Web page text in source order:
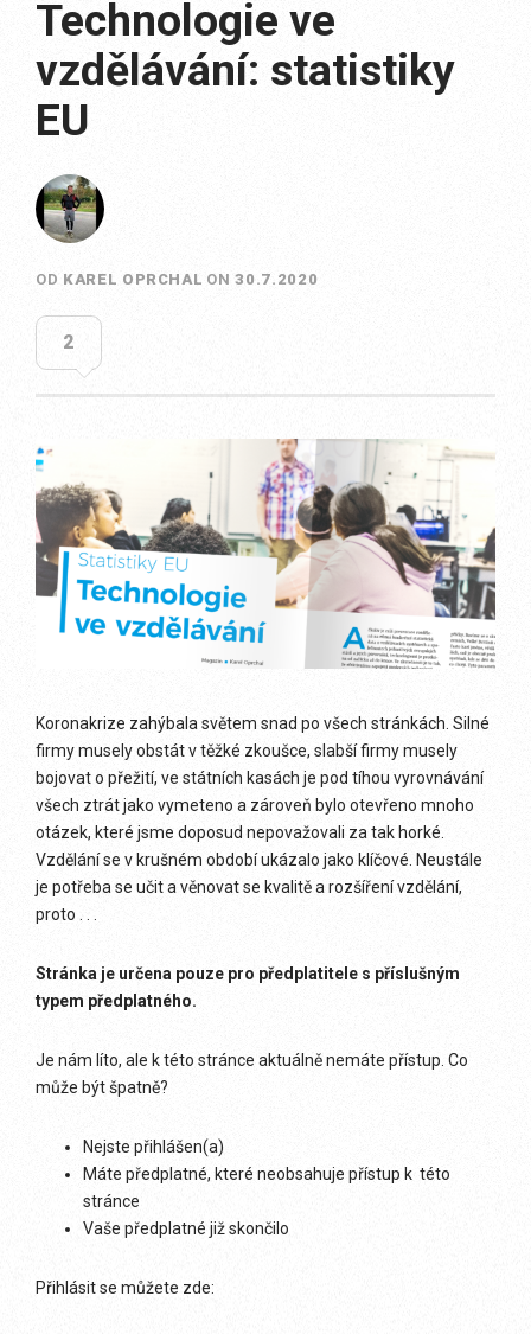
Technologie ve
vzdělávání: statistiky
EU
OD KAREL OPRCHAL ON30.7.2020
2
Koronakrize zahýbala světem snad po všech stránkách. Silné
firmy musely obstát v těžké zkoušce, slabší firmy musely
bojovat o přežití, ve státních kasách je pod tíhou vyrovnávání
všech ztrát jako vymeteno a zároveň bylo otevřeno mnoho
otázek, které jsme doposud nepovažovali za tak horké.
Vzdělání se v krušném období ukázalo jako klíčové. Neustále
je potřeba se učit a věnovat se kvalitě a rozšíření vzdělání,
proto . . .
Stránka je určena pouze pro předplatitele s příslušným
typem předplatného.
Je nám líto, ale k této stránce aktuálně nemáte přístup. Co
může být špatně?
Nejste přihlášen(a)
Máte předplatné, které neobsahuje přístup k této
stránce
Vaše předplatné již skončilo
Přihlásit se můžete zde: